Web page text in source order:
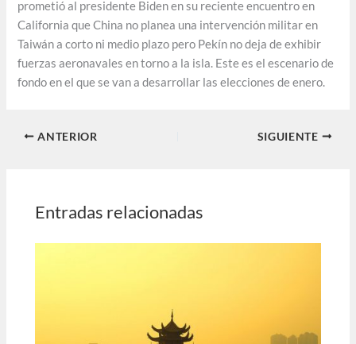
prometió al presidente Biden en su reciente encuentro en
California que China no planea una intervención militar en
Taiwán a corto ni medio plazo pero Pekín no deja de exhibir
fuerzas aeronavales en torno a la isla. Este es el escenario de
fondo en el que se van a desarrollar las elecciones de enero.
ANTERIOR SIGUIENTE
Entradas relacionadas